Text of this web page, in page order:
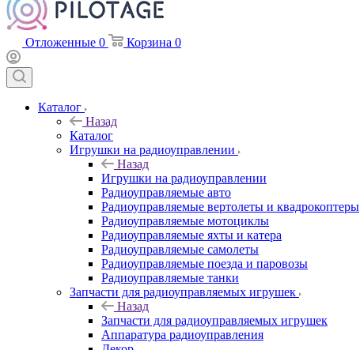
Отложенные 0 Корзина 0
Каталог
Назад
Каталог
Игрушки на радиоуправлении
Назад
Игрушки на радиоуправлении
Радиоуправляемые авто
Радиоуправляемые вертолеты и квадрокоптеры
Радиоуправляемые мотоциклы
Радиоуправляемые яхты и катера
Радиоуправляемые самолеты
Радиоуправляемые поезда и паровозы
Радиоуправляемые танки
Запчасти для радиоуправляемых игрушек
Назад
Запчасти для радиоуправляемых игрушек
Аппаратура радиоуправления